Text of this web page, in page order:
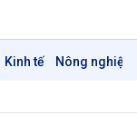
Kinh tế Nông nghiệp